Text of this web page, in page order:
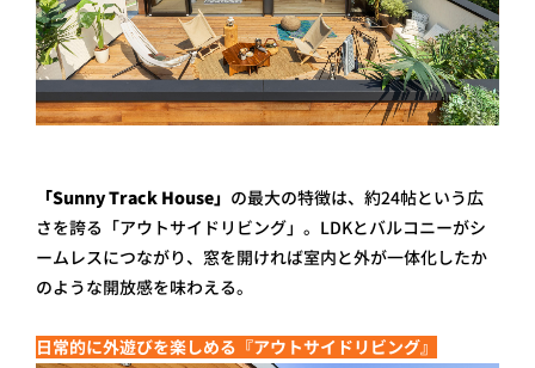
「Sunny Track House」 の最大の特徴は、約24帖という広
さを誇る「アウトサイドリビング」。LDKとバルコニーがシ
ームレスにつながり、窓を開ければ室内と外が一体化したか
のような開放感を味わえる。
日常的に外遊びを楽しめる『アウトサイドリビング』